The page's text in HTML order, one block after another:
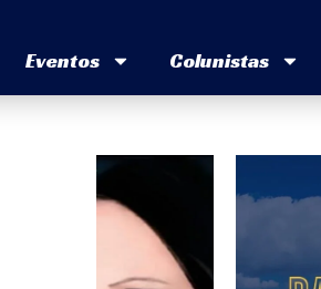
Eventos Colunistas